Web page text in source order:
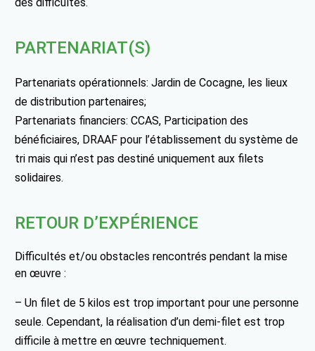
PARTENARIAT(S)
Partenariats opérationnels: Jardin de Cocagne, les lieux
de distribution partenaires;
Partenariats financiers: CCAS, Participation des
bénéficiaires, DRAAF pour l’établissement du système de
tri mais qui n’est pas destiné uniquement aux filets
solidaires.
RETOUR D’EXPÉRIENCE
Difficultés et/ou obstacles rencontrés pendant la mise
en œuvre :
– Un filet de 5 kilos est trop important pour une personne
seule. Cependant, la réalisation d’un demi-filet est trop
difficile à mettre en œuvre techniquement.